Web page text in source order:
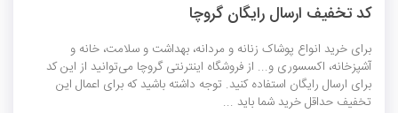
کد تخفیف ارسال رایگان گروچا
برای خرید انواع پوشاک زنانه و مردانه، بهداشت و سلامت، خانه و
آشپزخانه، اکسسوری و... از فروشگاه اینترنتی گروچا می‌توانید از این کد
برای ارسال رایگان استفاده کنید. توجه داشته باشید که برای اعمال این
تخفیف حداقل خرید شما باید ...